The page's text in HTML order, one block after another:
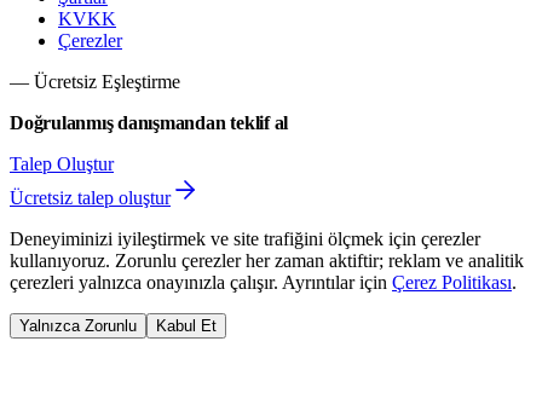
KVKK
Çerezler
— Ücretsiz Eşleştirme
Doğrulanmış danışmandan teklif al
Talep Oluştur
Ücretsiz talep oluştur
Deneyiminizi iyileştirmek ve site trafiğini ölçmek için çerezler
kullanıyoruz. Zorunlu çerezler her zaman aktiftir; reklam ve analitik
çerezleri yalnızca onayınızla çalışır. Ayrıntılar için Çerez Politikası.
Yalnızca Zorunlu Kabul Et